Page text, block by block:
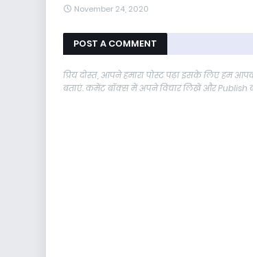
November 24, 2020
POST A COMMENT
प्रिय दोस्त, आपने हमारा पोस्ट पढ़ा इसके लिए हम
बताएं. कमेंट बॉक्स में अपने विचार लिखें और Publish